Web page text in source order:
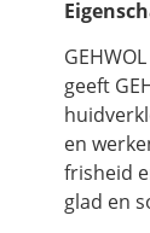
geeft
en
frisheid
glad en